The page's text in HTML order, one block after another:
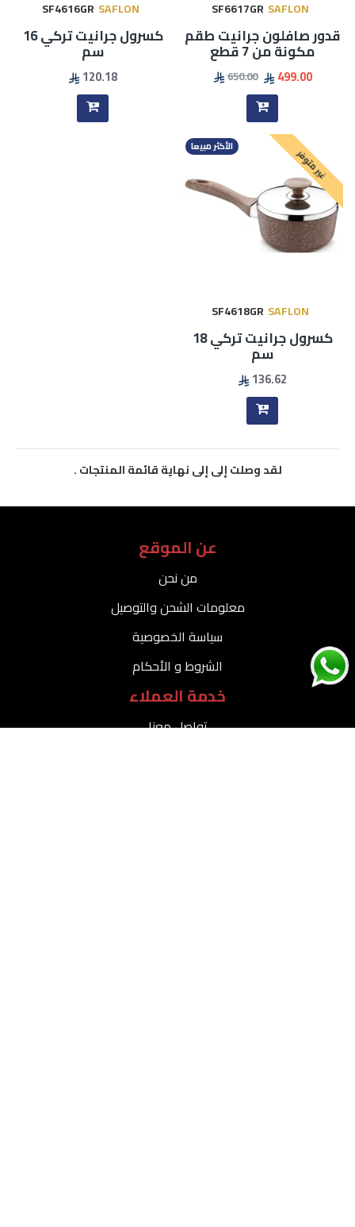
SAFLON
SF6617GR
قدور صافلون جرانيت طقم
مكونة من 7 قطع
499.00
650.00
SAFLON
SF4616GR
كسرول جرانيت تركي 16
سم
120.18
الأكثر مبيعا غير متوفر
SAFLON
SF4618GR
كسرول جرانيت تركي 18
سم
136.62
لقد وصلت إلى إلى نهاية قائمة المنتجات .
عن الموقع
من نحن
معلومات الشحن والتوصيل
سياسة الخصوصية
الشروط و الأحكام
خدمة العملاء
تواصل معنا